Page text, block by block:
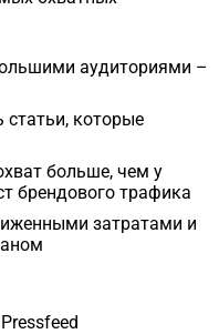
аудиториями –
статьи, которые
больше, чем у
брендового трафика
затратами и